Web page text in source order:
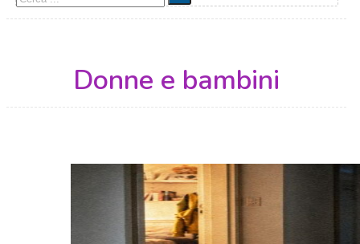
Donne e bambini